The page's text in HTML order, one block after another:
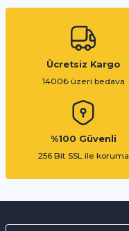
Ücretsiz Kargo
1400₺ üzeri bedava
%100 Güvenli
256 Bit SSL ile koruma